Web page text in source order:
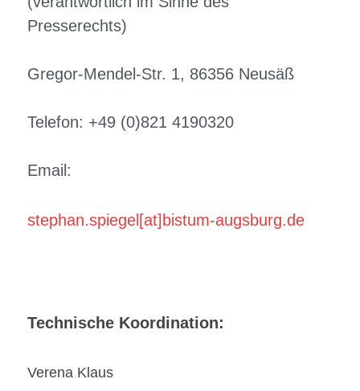
Presserechts)
Gregor-Mendel-Str. 1, 86356 Neusäß
Telefon: +49 (0)821 4190320
Email:
stephan.spiegel[at]bistum-augsburg.de
Technische Koordination:
Verena Klaus